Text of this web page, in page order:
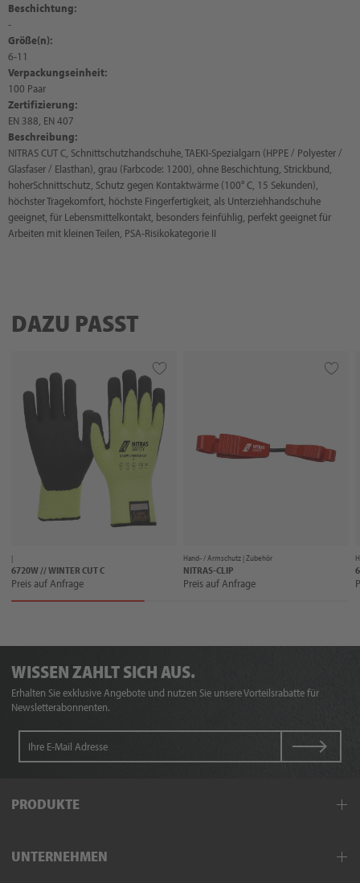
Beschichtung:
-
Größe(n):
6-11
Verpackungseinheit:
100 Paar
Zertifizierung:
EN 388, EN 407
Beschreibung:
NITRAS CUT C, Schnittschutzhandschuhe, TAEKI-Spezialgarn (HPPE / Polyester /
Glasfaser / Elasthan), grau (Farbcode: 1200), ohne Beschichtung, Strickbund,
hoherSchnittschutz, Schutz gegen Kontaktwärme (100° C, 15 Sekunden),
höchster Tragekomfort, höchste Fingerfertigkeit, als Unterziehhandschuhe
geeignet, für Lebensmittelkontakt, besonders feinfühlig, perfekt geeignet für
Arbeiten mit kleinen Teilen, PSA-Risikokategorie II
DAZU PASST
|
6720W // WINTER CUT C
Preis auf Anfrage
Hand- / Armschutz |Zubehör
NITRAS-CLIP
Preis auf Anfrage
WISSEN ZAHLT SICH AUS.
Erhalten Sie exklusive Angebote und nutzen Sie unsere Vorteilsrabatte für
Newsletterabonnenten.
PRODUKTE
Schutzkleidung
UNTERNEHMEN